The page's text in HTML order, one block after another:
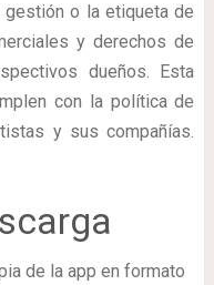
o la etiqueta de
y derechos de
dueños. Esta
con la política de
y sus compañías.
de la app en formato